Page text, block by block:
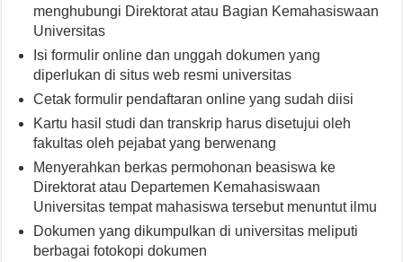
menghubungi Direktorat atau Bagian Kemahasiswaan
Universitas
Isi formulir online dan unggah dokumen yang
diperlukan di situs web resmi universitas
Cetak formulir pendaftaran online yang sudah diisi
Kartu hasil studi dan transkrip harus disetujui oleh
fakultas oleh pejabat yang berwenang
Menyerahkan berkas permohonan beasiswa ke
Direktorat atau Departemen Kemahasiswaan
Universitas tempat mahasiswa tersebut menuntut ilmu
Dokumen yang dikumpulkan di universitas meliputi
berbagai fotokopi dokumen